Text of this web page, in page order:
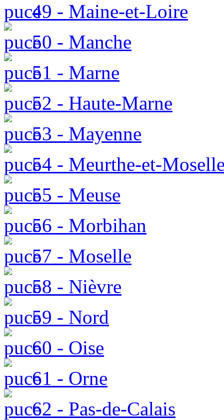
49 - Maine-et-Loire
50 - Manche
51 - Marne
52 - Haute-Marne
53 - Mayenne
54 - Meurthe-et-
55 - Meuse
56 - Morbihan
57 - Moselle
58 - Nièvre
59 - Nord
60 - Oise
61 - Orne
62 - Pas-de-Calais